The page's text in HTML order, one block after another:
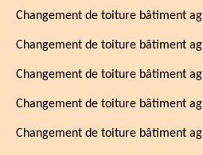
Changement de toiture bâtiment
Changement de toiture bâtiment
Changement de toiture bâtiment
Changement de toiture bâtiment
Changement de toiture bâtiment